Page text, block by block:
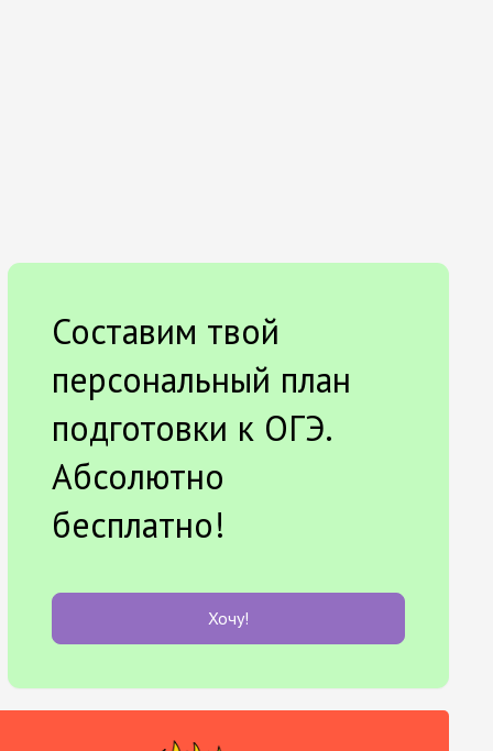
Составим твой
персональный план
подготовки к ОГЭ.
Абсолютно
бесплатно!
Хочу!